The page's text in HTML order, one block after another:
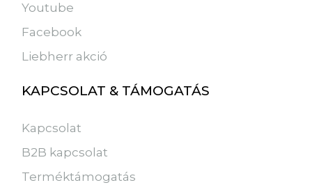
Youtube
Facebook
Liebherr akció
KAPCSOLAT & TÁMOGATÁS
Kapcsolat
B2B kapcsolat
Terméktámogatás